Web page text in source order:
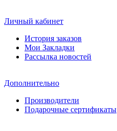
Личный кабинет
История заказов
Мои Закладки
Рассылка новостей
Дополнительно
Производители
Подарочные сертификаты